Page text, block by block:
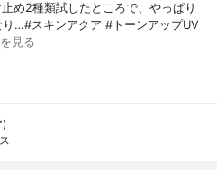
め2種類試したところで、やっぱり
…#スキンアクア #トーンアップUV
見る